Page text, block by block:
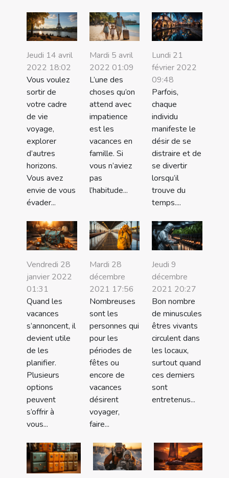
Jeudi 14 avril
2022 18:02
Vous voulez
sortir de
votre cadre
de vie
voyage,
explorer
d’autres
horizons.
Vous avez
envie de vous
évader...
Mardi 5 avril
2022 01:09
L’une des
choses qu’on
attend avec
impatience
est les
vacances en
famille. Si
vous n’aviez
pas
l’habitude...
Lundi 21
février 2022
09:48
Parfois,
chaque
individu
manifeste le
désir de se
distraire et de
se divertir
lorsqu’il
trouve du
temps....
Vendredi 28
janvier 2022
01:31
Quand les
vacances
s’annoncent, il
devient utile
de les
planifier.
Plusieurs
options
peuvent
s’offrir à
vous...
Mardi 28
décembre
2021 17:56
Nombreuses
sont les
personnes qui
pour les
périodes de
fêtes ou
encore de
vacances
désirent
voyager,
faire...
Jeudi 9
décembre
2021 20:27
Bon nombre
de minuscules
êtres vivants
circulent dans
les locaux,
surtout quand
ces derniers
sont
entretenus...